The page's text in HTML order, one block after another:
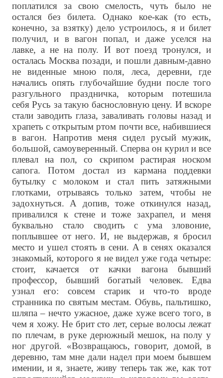
поплатился за свою смелость, чуть было не
остался без билета. Однако кое-как (то есть,
конечно, за взятку) дело устроилось, я и билет
получил, и в вагон попал, и даже уселся на
лавке, а не на полу. И вот поезд тронулся, и
осталась Москва позади, и пошли давным-давно
не виденные мною поля, леса, деревни, где
начались опять глубочайшие будни после того
разгульного праздничка, которым потешила
себя Русь за такую баснословную цену. И вскоре
стали заводить глаза, заваливать головы назад и
храпеть с открытым ртом почти все, набившиеся
в вагон. Напротив меня сидел русый мужик,
большой, самоуверенный. Сперва он курил и все
плевал на пол, со скрипом растирая носком
сапога. Потом достал из кармана поддевки
бутылку с молоком и стал пить затяжными
глотками, отрываясь только затем, чтобы не
задохнуться. А допив, тоже откинулся назад,
привалился к стене и тоже захрапел, и меня
буквально стало сводить с ума зловоние,
поплывшее от него. И, не выдержав, я бросил
место и ушел стоять в сени. А в сенях оказался
знакомый, которого я не видел уже года четыре:
стоит, качается от качки вагона бывший
профессор, бывший богатый человек. Едва
узнал его: совсем старик и что-то вроде
странника по святым местам. Обувь, пальтишко,
шляпа – нечто ужасное, даже хуже всего того, в
чем я хожу. Не брит сто лет, серые волосы лежат
по плечам, в руке дерюжный мешок, на полу у
ног другой. «Возвращаюсь, говорит, домой, в
деревню, там мне дали надел при моем бывшем
имении, и я, знаете, живу теперь так же, как тот